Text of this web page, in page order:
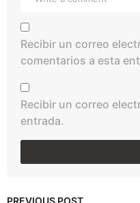
Recibir un correo
comentarios a esta
Recibir un correo
entrada.
PREVIOUS POST